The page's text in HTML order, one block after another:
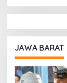
JAWA BARAT